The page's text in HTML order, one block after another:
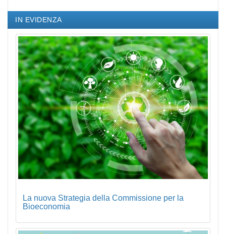
IN EVIDENZA
La nuova Strategia della Commissione per la
Bioeconomia